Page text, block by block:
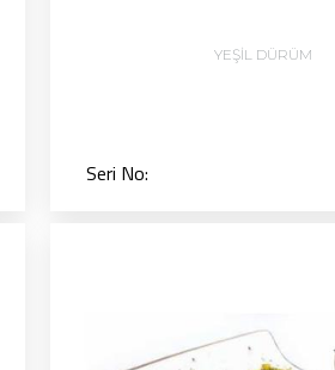
YEŞİL DÜRÜM
Seri No: